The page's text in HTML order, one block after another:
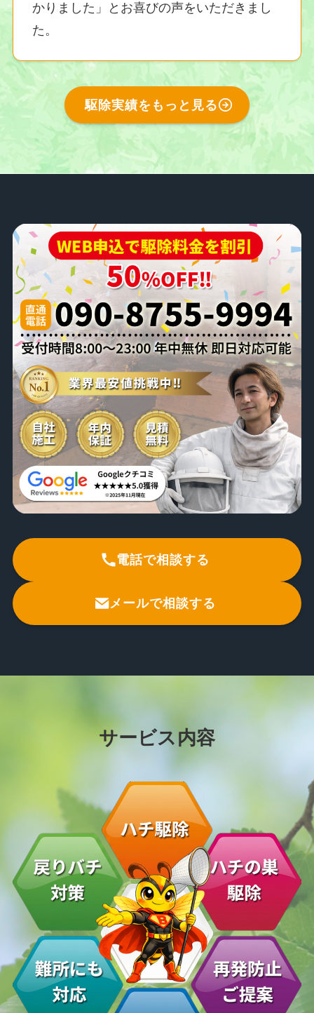
かりました」とお喜びの声をいただきまし
た。
駆除実績をもっと見る
電話で相談する
メールで相談する
サービス内容